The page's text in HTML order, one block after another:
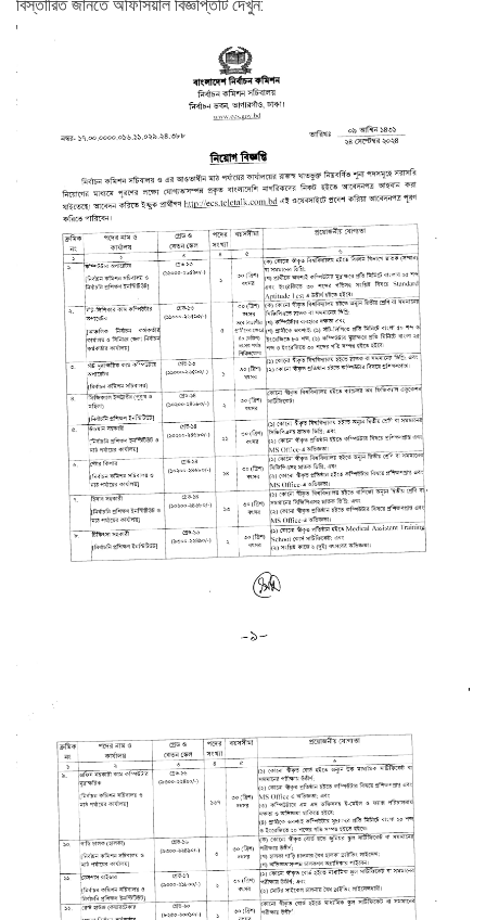
বিস্তারিত জানতে অফিসিয়াল বিজ্ঞপ্তিটি দেখুন: